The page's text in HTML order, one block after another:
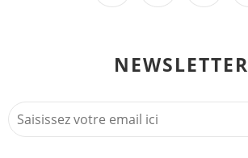
NEWSLETTER